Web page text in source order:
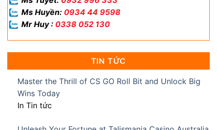
Ms Huyền: 0934 44 9598
Mr Huy : 0338 052 130
TIN TỨC
Master the Thrill of CS GO Roll Bit and Unlock Big
Wins Today
In Tin tức